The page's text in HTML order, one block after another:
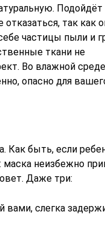
Подойдёт
так как
частицы пыли и
ткани не
Во влажной среде
опасно для
Как быть, если
маска неизбежно
Даже три:
вами, слегка